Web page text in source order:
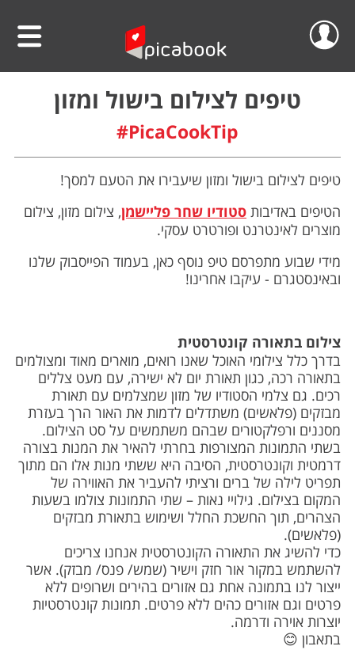
סרטוני וידאו
לוחות שנה
הגדה אישית לפסח
פיקאבוק על הקיר
משלוחים
צור קשר
מבצעים
שלום
הפרוייקטים שלי
ההזמנות שלי
הסרטונים שלי
הפרופיל שלי
התנתק
טיפים לצילום בישול ומזון
#PicaCookTip
טיפים לצילום בישול ומזון שיעבירו את הטעם למסך!
הטיפים באדיבות סטודיו שחר פליישמן, צילום מזון, צילום
מוצרים לאינטרנט ופורטרט עסקי.
מידי שבוע מתפרסם טיפ נוסף כאן, בעמוד הפייסבוק שלנו
ובאינסטגרם - עיקבו אחרינו!
צילום בתאורה קונטרסטית
בדרך כלל צילומי האוכל שאנו רואים, מוארים מאוד ומצולמים
בתאורה רכה, כגון תאורת יום לא ישירה, עם מעט צללים
רכים. גם צלמי הסטודיו של מזון שמצלמים עם תאורת
מבזקים (פלאשים) משתדלים לדמות את האור הרך בעזרת
מסננים ורפלקטורים שבהם משתמשים על סט הצילום.
בשתי התמונות המצורפות בחרתי להאיר את המנות בצורה
דרמטית וקונטרסטית, הסיבה היא ששתי מנות אלו הם מתוך
תפריט לילה של ברים ורציתי להעביר את האווירה של
המקום בצילום. גילויי נאות – שתי התמונות צולמו בשעות
הצהרים, תוך החשכת החלל ושימוש בתאורת מבזקים
(פלאשים).
כדי להשיג את התאורה הקונטרסטית אנחנו צריכים
להשתמש במקור אור חזק וישיר (שמש/ פנס/ מבזק). אשר
ייצור לנו בתמונה אחת גם אזורים בהירים ושרופים ללא
פרטים וגם אזורים כהים ללא פרטים. תמונות קונטרסטיות
יוצרות אוירה ודרמה.
בתאבון 😊